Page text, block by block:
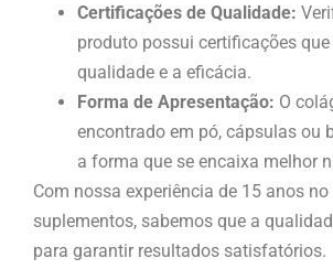
Certificações de Qualidade:
produto possui certificações
qualidade e a eficácia.
Forma de Apresentação: O
encontrado em pó, cápsulas ou
a forma que se encaixa melhor
Com nossa experiência de 15 anos
suplementos, sabemos que a
para garantir resultados satisfatórios.